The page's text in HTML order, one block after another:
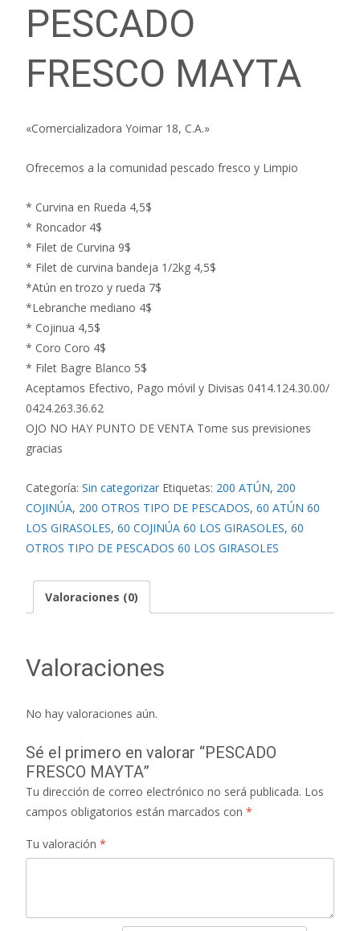
PESCADO
FRESCO MAYTA
«Comercializadora Yoimar 18, C.A.»
Ofrecemos a la comunidad pescado fresco y Limpio
* Curvina en Rueda 4,5$
* Roncador 4$
* Filet de Curvina 9$
* Filet de curvina bandeja 1/2kg 4,5$
*Atún en trozo y rueda 7$
*Lebranche mediano 4$
* Cojinua 4,5$
* Coro Coro 4$
* Filet Bagre Blanco 5$
Aceptamos Efectivo, Pago móvil y Divisas 0414.124.30.00/
0424.263.36.62
OJO NO HAY PUNTO DE VENTA Tome sus previsiones
gracias
Categoría: Sin categorizar Etiquetas: 200 ATÚN, 200
COJINÚA, 200 OTROS TIPO DE PESCADOS, 60 ATÚN 60
LOS GIRASOLES, 60 COJINÚA 60 LOS GIRASOLES, 60
OTROS TIPO DE PESCADOS 60 LOS GIRASOLES
Valoraciones (0)
Valoraciones
No hay valoraciones aún.
Sé el primero en valorar “PESCADO
FRESCO MAYTA”
Tu dirección de correo electrónico no será publicada. Los
campos obligatorios están marcados con *
Tu valoración *